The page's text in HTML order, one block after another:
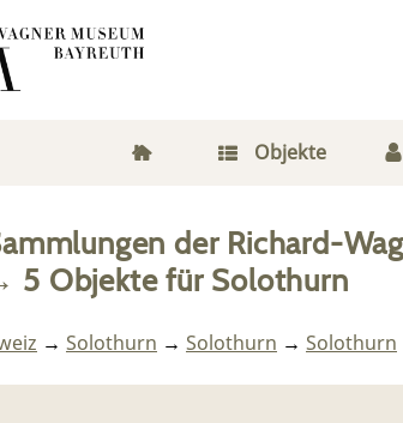
Objekte
der Richard-
5 Objektefür Solothurn
→ Solothurn → Solothurn → Solothurn